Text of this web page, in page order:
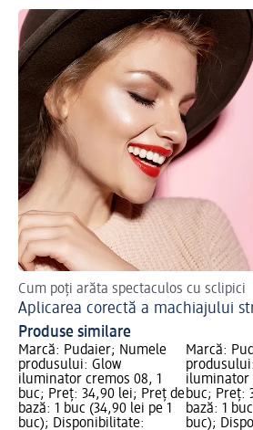
Cum poți arăta spectaculos cu sclipici
Aplicarea corectă a machiajului
Produse similare
Marcă: Pudaier; Numele
produsului: Glow
iluminator cremos 08, 1
buc; Preț: 34,90 lei; Preț de
bază: 1 buc (34,90 lei pe 1
buc); Disponibilitate:
Marcă:
iluminator
buc; Preț:
bază: 1
buc);